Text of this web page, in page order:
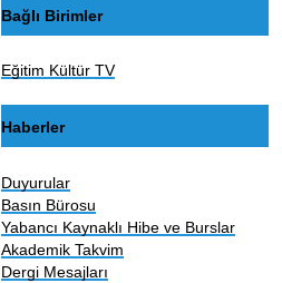
Bağlı Birimler
Eğitim Kültür TV
Haberler
Duyurular
Basın Bürosu
Yabancı Kaynaklı Hibe ve Burslar
Akademik Takvim
Dergi Mesajları